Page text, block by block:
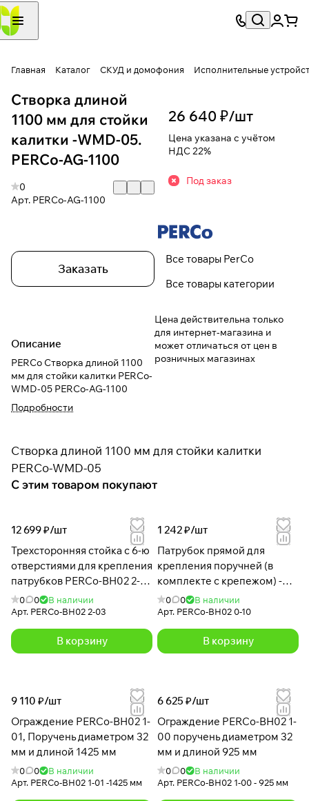
Главная Каталог СКУД и домофония Исполнительные
Створка длиной
1100 мм для стойки
калитки -WMD-05.
PERCo-AG-1100
0
Арт. PERCo-AG-1100
Заказать
Описание
PERCo Створка длиной 1100
мм для стойки калитки PERCo-
WMD-05 PERCo-AG-1100
Подробности
26 640 ₽/шт
Цена указана с учётом
НДС 22%
Под заказ
Все товары PerCo
Все товары категории
Цена действительна только
для интернет-магазина и
может отличаться от цен в
розничных магазинах
Створка длиной 1100 мм для стойки калитки
PERCo-WMD-05
С этим товаром покупают
12 699 ₽/шт
Трехсторонняя стойка с 6-ю
отверстиями для крепления
патрубков PERCo-BH02 2-
03 с крышкой
0 0
В наличии
Арт. PERCo-BH02 2-03
В корзину
1 242 ₽/шт
Патрубок прямой для
крепления поручней (в
комплекте с крепежом) -
BH02 0-10
0 0
В наличии
Арт. PERCo-BH02 0-10
В корзину
9 110 ₽/шт
Ограждение PERCo-BH02 1-
01, Поручень диаметром 32
мм и длиной 1425 мм
0 0
В наличии
Арт. PERCo-BH02 1-01 -1425 мм
6 625 ₽/шт
Ограждение PERCo-BH02 1-
00 поручень диаметром 32
мм и длиной 925 мм
0 0
В наличии
Арт. PERCo-BH02 1-00 - 925 мм